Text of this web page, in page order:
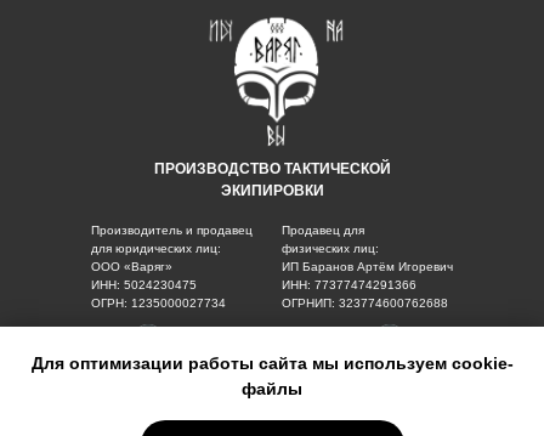
Для оптимизации работы сайта мы используем cookie-
файлы
ПРОИЗВОДСТВО ТАКТИЧЕСКОЙ
ЭКИПИРОВКИ
Производитель и продавец
для юридических лиц:
ООО «Варяг»
ИНН: 5024230475
ОГРН: 1235000027734
Продавец для
физических лиц:
ИП Баранов Артём Игоревич
ИНН: 77377474291366
ОГРНИП: 323774600762688
Для юр. лиц Для физ. лиц